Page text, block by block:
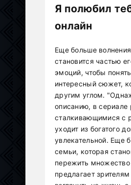
Я полюбил
онлайн
Еще больше
становится частью
эмоций, чтобы
интересный сюжет,
другим углом.
описанию, в
сталкивающимися с
уходит из богатого
увлекательной. Еще
семьи, которая
пережить
предлагает